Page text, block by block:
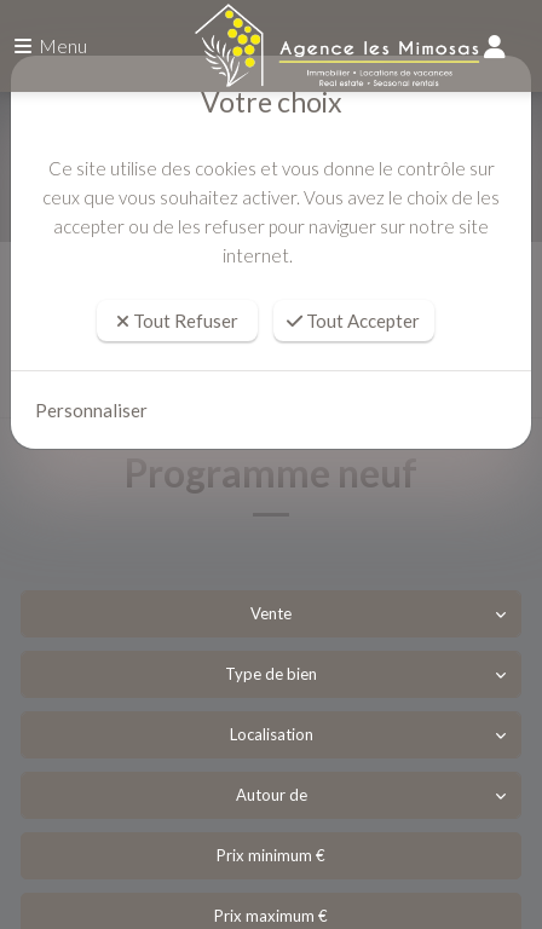
Menu
Programme neuf
Vente
Type de bien
Localisation
Autour de
Votre choix
Ce site utilise des cookies et vous donne le contrôle sur
ceux que vous souhaitez activer. Vous avez le choix de les
accepter ou de les refuser pour naviguer sur notre site
internet.
Tout Refuser Tout Accepter
Personnaliser